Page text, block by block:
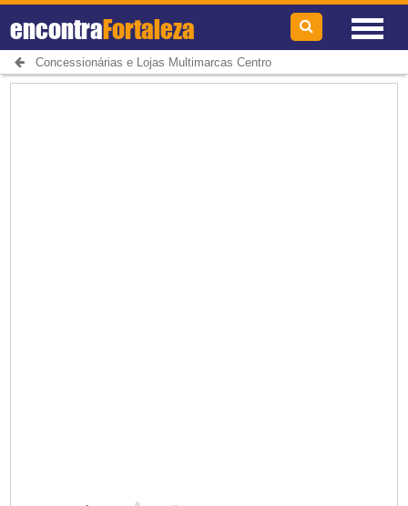
encontraFortaleza
Concessionárias e Lojas Multimarcas Centro